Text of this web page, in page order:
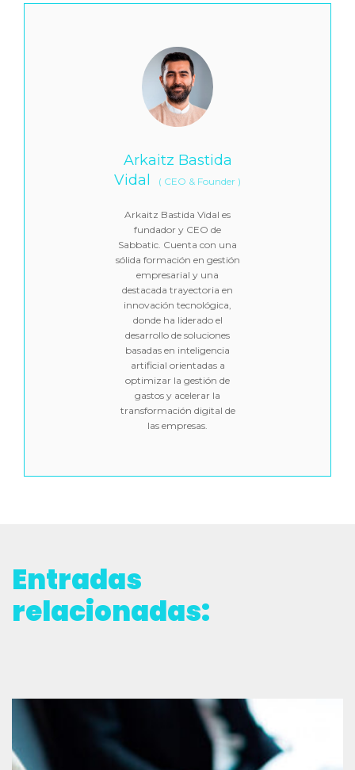
Arkaitz Bastida
Vidal
( CEO & Founder )
Arkaitz Bastida Vidal es
fundador y CEO de
Sabbatic. Cuenta con una
sólida formación en gestión
empresarial y una
destacada trayectoria en
innovación tecnológica,
donde ha liderado el
desarrollo de soluciones
basadas en inteligencia
artificial orientadas a
optimizar la gestión de
gastos y acelerar la
transformación digital de
las empresas.
Entradas
relacionadas: